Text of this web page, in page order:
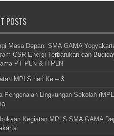
POSTS
Masa Depan: SMA GAMA
CSR Energi Terbarukan dan
PT PLN & ITPLN
MPLS hari Ke – 3
Pengenalan Lingkungan Sekolah
Kegiatan MPLS SMA GAMA